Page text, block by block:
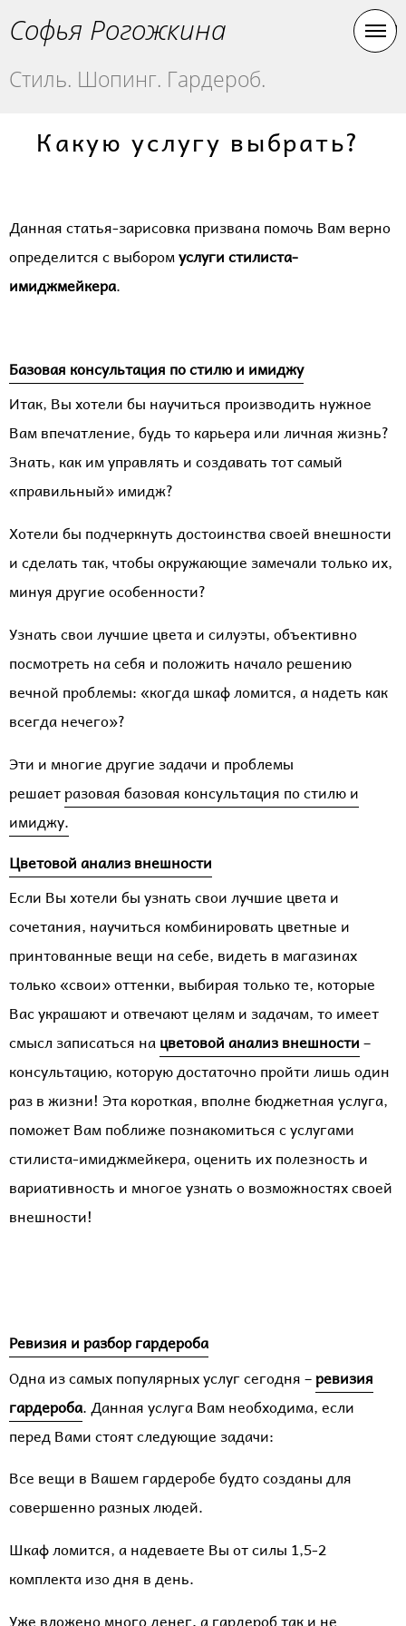
Софья Рогожкина
Стиль. Шопинг. Гардероб.
Какую услугу выбрать?
Данная статья-зарисовка призвана помочь Вам верно
определится с выборомуслуги стилиста-
имиджмейкера.
Базовая консультация по стилю и имиджу
Итак, Вы хотели бы научиться производить нужное
Вам впечатление, будь то карьера или личная жизнь?
Знать, как им управлять и создавать тот самый
«правильный» имидж?
Хотели бы подчеркнуть достоинства своей внешности
и сделать так, чтобы окружающие замечали только их,
минуя другие особенности?
Узнать свои лучшие цвета и силуэты, объективно
посмотреть на себя и положить начало решению
вечной проблемы: «когда шкаф ломится, а надеть как
всегда нечего»?
Эти и многие другие задачи и проблемы
решаетразовая базовая консультация по стилю и
имиджу.
Цветовой анализ внешности
Если Вы хотели бы узнать свои лучшие цвета и
сочетания, научиться комбинировать цветные и
принтованные вещи на себе, видеть в магазинах
только «свои» оттенки, выбирая только те, которые
Вас украшают и отвечают целям и задачам, то имеет
смысл записаться нацветовой анализ внешности–
консультацию, которую достаточно пройти лишь один
раз в жизни! Эта короткая, вполне бюджетная услуга,
поможет Вам поближе познакомиться с услугами
стилиста-имиджмейкера, оценить их полезность и
вариативность и многое узнать о возможностях своей
внешности!
Ревизия и разбор гардероба
Одна из самых популярных услуг сегодня –ревизия
гардероба. Данная услуга Вам необходима, если
перед Вами стоят следующие задачи:
Все вещи в Вашем гардеробе будто созданы для
совершенно разных людей.
Шкаф ломится, а надеваете Вы от силы 1,5-2
комплекта изо дня в день.